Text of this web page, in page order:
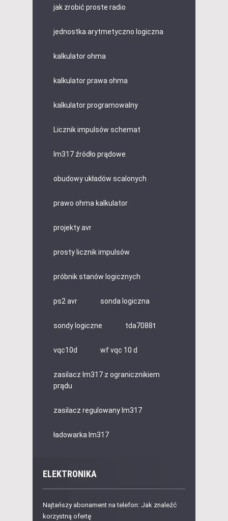
jak zrobić proste radio
jednostka arytmetyczno logiczna
kalkulator ohma
kalkulator prawa ohma
kalkulator programowalny
Licznik impulsów schemat
lm317 źródło prądowe
obudowy układów scalonych
prawo ohma kalkulator
projekty avr
prosty licznik impulsów
próbnik stanów logicznych
ps2 avr sonda logiczna
sondy logiczne tda7088t
vqc10d wf vqc 10 d
zasilacz lm317 z ogranicznikiem
prądu
zasilacz regulowany lm317
ładowarka lm317
ELEKTRONIKA
Najtańszy abonament na telefon: Jak znaleźć
korzystną ofertę